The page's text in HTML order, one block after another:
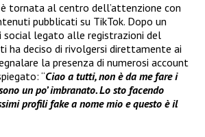
tornata al centro dell’attenzione con
pubblicati su TikTok. Dopo un
social legato alle registrazioni del
ha deciso di rivolgersi direttamente ai
la presenza di numerosi account
“Ciao a tutti, non è da me fare i
un po’ imbranato. Lo sto facendo
profili fake a nome mio e questo è il